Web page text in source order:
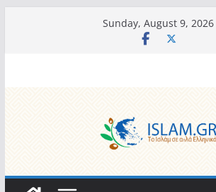
Sunday, August 9, 2026